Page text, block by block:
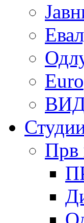
Прв